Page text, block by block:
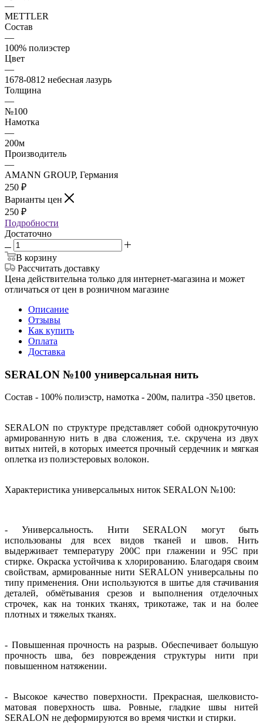
—
METTLER
Состав
—
100% полиэстер
Цвет
—
1678-0812 небесная лазурь
Толщина
—
№100
Намотка
—
200м
Производитель
—
AMANN GROUP, Германия
250 ₽
Варианты цен
250 ₽
Подробности
Достаточно
В корзину
Рассчитать доставку
Цена действительна только для интернет-магазина и может
отличаться от цен в розничном магазине
Описание
Отзывы
Как купить
Оплата
Доставка
SERALON №100 универсальная нить
Состав - 100% полиэстр, намотка - 200м, палитра -350 цветов.
SERALON по структуре представляет собой однокруточную
армированную нить в два сложения, т.е. скручена из двух
витых нитей, в которых имеется прочный сердечник и мягкая
оплетка из полиэстеровых волокон.
Характеристика универсальных ниток SERALON №100:
- Универсальность. Нити SERALON могут быть
использованы для всех видов тканей и швов. Нить
выдерживает температуру 200С при глажении и 95С при
стирке. Окраска устойчива к хлорированию. Благодаря своим
свойствам, армированные нити SERALON универсальны по
типу применения. Они используются в шитье для стачивания
деталей, обмётывания срезов и выполнения отделочных
строчек, как на тонких тканях, трикотаже, так и на более
плотных и тяжелых тканях.
- Повышенная прочность на разрыв. Обеспечивает большую
прочность шва, без повреждения структуры нити при
повышенном натяжении.
- Высокое качество поверхности. Прекрасная, шелковисто-
матовая поверхность шва. Ровные, гладкие швы нитей
SERALON не деформируются во время чистки и стирки.